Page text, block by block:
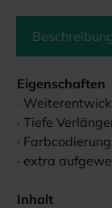
Eigenschaften
·
· Tiefe
·
· extra
Inhalt